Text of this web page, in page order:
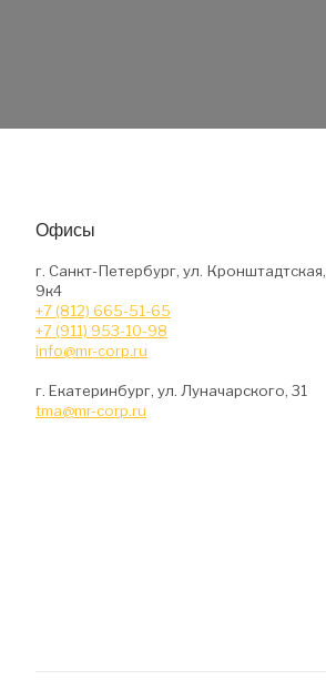
Офисы
г. Санкт-Петербург, ул. Кронштадтская,
9к4
+7 (812) 665-51-65
+7 (911) 953-10-98
info@mr-corp.ru
г. Екатеринбург, ул. Луначарского, 31
tma@mr-corp.ru